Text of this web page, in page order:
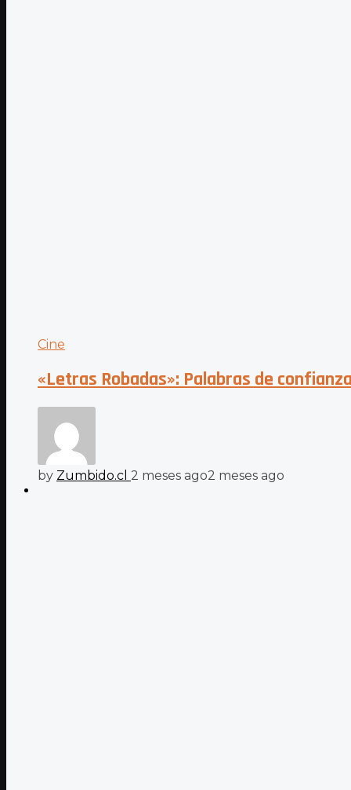
Cine
«Letras Robadas»: Palabras de
by Zumbido.cl 2 meses ago2 meses ago